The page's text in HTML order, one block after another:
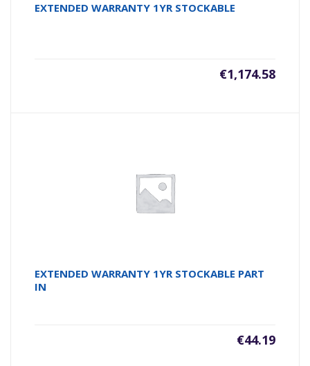
EXTENDED WARRANTY 1YR STOCKABLE
€1,174.58
EXTENDED WARRANTY 1YR STOCKABLE PART
IN
€44.19